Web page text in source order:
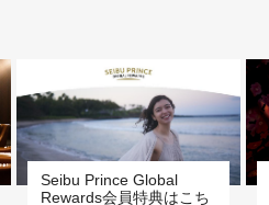
Seibu Prince Global
Rewards会員特典はこち